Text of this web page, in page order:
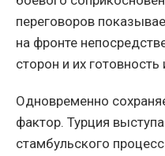
переговоров
на фронте
сторон и их
Одновременно
фактор. Турция
стамбульского